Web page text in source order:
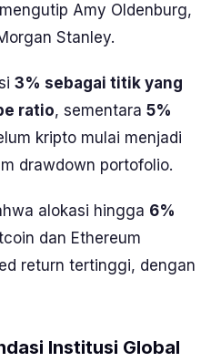
Amy Oldenburg,
Stanley.
3% sebagai titik yang
ratio, sementara 5%
kripto mulai menjadi
drawdown portofolio.
alokasi hingga 6%
dan Ethereum
return tertinggi, dengan
Institusi Global